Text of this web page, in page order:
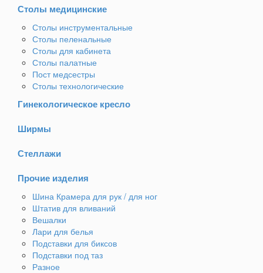
Столы медицинские
Столы инструментальные
Столы пеленальные
Столы для кабинета
Столы палатные
Пост медсестры
Столы технологические
Гинекологическое кресло
Ширмы
Стеллажи
Прочие изделия
Шина Крамера для рук / для ног
Штатив для вливаний
Вешалки
Лари для белья
Подставки для биксов
Подставки под таз
Разное